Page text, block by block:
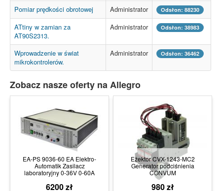
Pomiar prędkości obrotowej Administrator Odsłon: 88230
ATtiny w zamian za
AT90S2313.
Administrator Odsłon: 38983
Wprowadzenie w świat
mikrokontrolerów.
Administrator Odsłon: 36462
Zobacz nasze oferty na Allegro
EA-PS 9036-60 EA Elektro-
Automatik Zasilacz
laboratoryjny 0-36V 0-60A
6200 zł
Eżektor CVX-1243-MC2
Generator podciśnienia
CONVUM
980 zł